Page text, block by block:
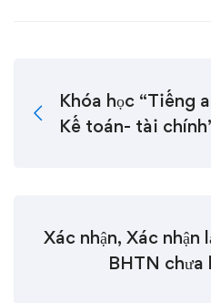
Khóa học “Tiếng
Kế toán- tài
Xác nhận, Xác
BHTN chưa